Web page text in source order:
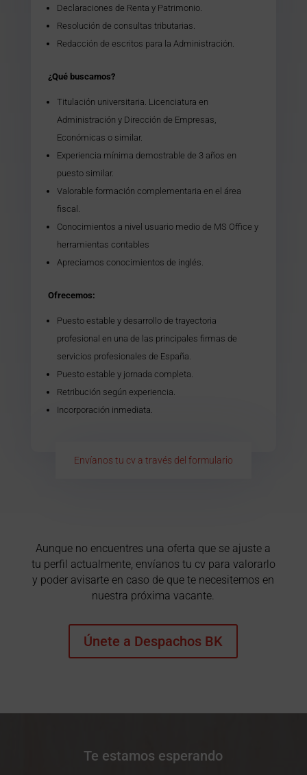
Declaraciones de Renta y Patrimonio.
Resolución de consultas tributarias.
Redacción de escritos para la Administración.
¿Qué buscamos?
Titulación universitaria. Licenciatura en
Administración y Dirección de Empresas,
Económicas o similar.
Experiencia mínima demostrable de 3 años en
puesto similar.
Valorable formación complementaria en el área
fiscal.
Conocimientos a nivel usuario medio de MS Office y
herramientas contables
Apreciamos conocimientos de inglés.
Ofrecemos:
Puesto estable y desarrollo de trayectoria
profesional en una de las principales firmas de
servicios profesionales de España.
Puesto estable y jornada completa.
Retribución según experiencia.
Incorporación inmediata.
Envíanos tu cv a través del formulario
Aunque no encuentres una oferta que se ajuste a
tu perfil actualmente, envíanos tu cv para valorarlo
y poder avisarte en caso de que te necesitemos en
nuestra próxima vacante.
Únete a Despachos BK
Te estamos esperando